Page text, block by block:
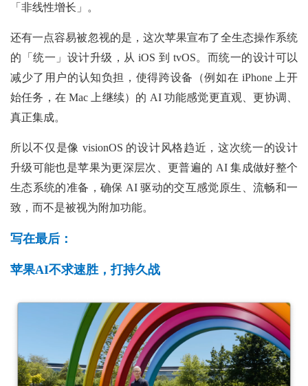
「非线性增长」。
还有一点容易被忽视的是，这次苹果宣布了全生态操作系统
的「统一」设计升级，从 iOS 到 tvOS。而统一的设计可以
减少了用户的认知负担，使得跨设备（例如在 iPhone 上开
始任务，在 Mac 上继续）的 AI 功能感觉更直观、更协调、
真正集成。
所以不仅是像 visionOS 的设计风格趋近，这次统一的设计
升级可能也是苹果为更深层次、更普遍的 AI 集成做好整个
生态系统的准备，确保 AI 驱动的交互感觉原生、流畅和一
致，而不是被视为附加功能。
写在最后：
苹果AI不求速胜，打持久战